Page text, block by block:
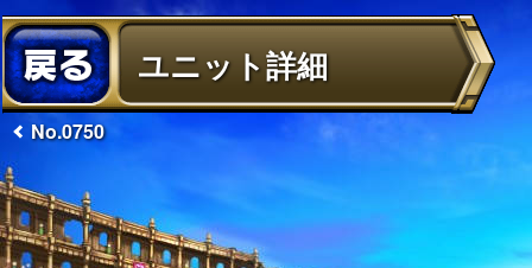
ユニット詳細
No.0750